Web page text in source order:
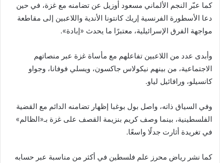
كما عبّر النجم الألماني مسعود أوزيل عن تضامنه مع غزة، في حين
دعا الأسطورة الفرنسية إريك كانتونا الأندية واللاعبين إلى مقاطعة
مواجهة الفرق الإسرائيلية، معتبرًا ما يحدث «إبادة».
وأبدى عدد من اللاعبين تفاعلهم مع مأساة غزة عبر منصاتهم
الاجتماعية، من بينهم نيكولاس جاكسون، ويسلي فوفانا، وجواو
كانسيلو، ورافائيل لياو.
وفي السياق ذاته، واصل بول بوغبا إظهار تضامنه الدائم مع القضية
الفلسطينية، بينما وصف كريم بنزيمة القصف على غزة بـ«الظالم»
في تغريدة أثارت جدلًا واسعًا.
كما نشر رياض محرز علم فلسطين في أكثر من مناسبة عبر حسابه